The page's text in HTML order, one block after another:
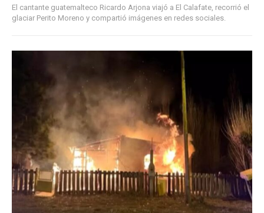
El cantante guatemalteco Ricardo Arjona viajó a El Calafate, recorrió el
glaciar Perito Moreno y compartió imágenes en redes sociales.